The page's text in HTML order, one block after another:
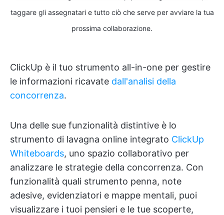
taggare gli assegnatari e tutto ciò che serve per avviare la tua
prossima collaborazione.
ClickUp è il tuo strumento all-in-one per gestire
le informazioni ricavate dall'analisi della
concorrenza.
Una delle sue funzionalità distintive è lo
strumento di lavagna online integrato ClickUp
Whiteboards, uno spazio collaborativo per
analizzare le strategie della concorrenza. Con
funzionalità quali strumento penna, note
adesive, evidenziatori e mappe mentali, puoi
visualizzare i tuoi pensieri e le tue scoperte,